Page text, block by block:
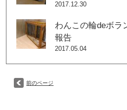
2017.12.30
わんこの輪deボ
報告
2017.05.04
前のページ